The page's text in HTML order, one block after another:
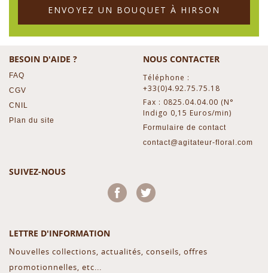
ENVOYEZ UN BOUQUET À HIRSON
BESOIN D'AIDE ?
FAQ
CGV
CNIL
Plan du site
NOUS CONTACTER
Téléphone :
+33(0)4.92.75.75.18
Fax : 0825.04.04.00 (N°
Indigo 0,15 Euros/min)
Formulaire de contact
contact@agitateur-floral.com
SUIVEZ-NOUS
Facebook
LETTRE D'INFORMATION
Nouvelles collections, actualités, conseils, offres
promotionnelles, etc...